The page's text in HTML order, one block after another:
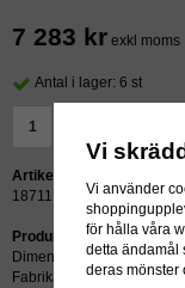
7 283 kr exkl moms
Antal i lager: 6 st
Artikelnummer:
18711
Produktbeskrivning:
Dimension: 355/60R18
Fabrikat: CONTINENTAL
Vi
Vi använder
för hålla våra
detta ändamål
deras mönster